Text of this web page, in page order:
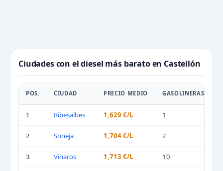
Ciudades con el diesel más barato en Castellón
POS. CIUDAD PRECIO MEDIO GASOLINERAS
1 Ribesalbes 1,629 €/L 1
2 Soneja 1,704 €/L 2
3 Vinaros 1,713 €/L 10